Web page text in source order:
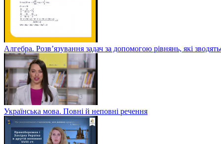
Алгебра. Розв’язування задач за допомогою рівнянь, які
Українська мова. Повні й неповні речення